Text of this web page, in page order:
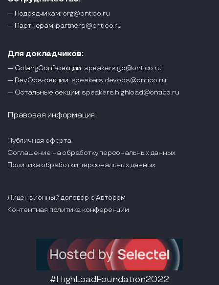
— Подрядчикам: org@ontico.ru
— Партнерам: partners@ontico.ru
Для докладчиков:
— GolangConf-секции: speakers.go@ontico.ru
— DevOps-секции: speakers.devops@ontico.ru
— Остальные секции: speakers.highload@ontico.ru
Правовая информация
Публичная оферта
Соглашение на обработку персональных данных
Политика обработки персональных данных
Лицензионный договор с Автором
Контентная политика конференции
#HighLoadFoundation2022